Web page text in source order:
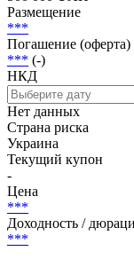
Статус
Погашена
Объем
500 000 UAH
Размещение
***
Погашение (оферта)
*** (-)
НКД
Страна риска
Украина
Текущий купон
-